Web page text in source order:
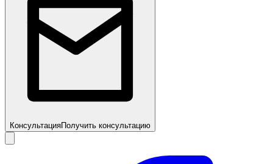
КонсультацияПолучить консультацию